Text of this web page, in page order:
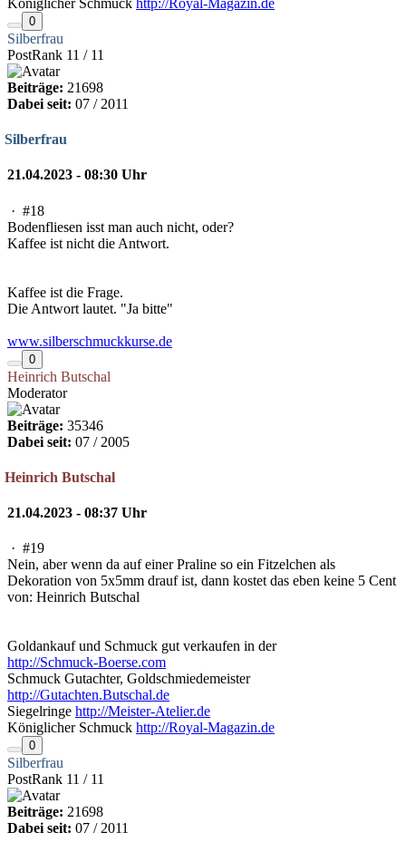
0
Silberfrau
PostRank 11 / 11
Beiträge: 21698
Dabei seit: 07 / 2011
Silberfrau
21.04.2023 - 08:30 Uhr
· #18
Bodenfliesen isst man auch nicht, oder?
Kaffee ist nicht die Antwort.
Kaffee ist die Frage.
Die Antwort lautet. "Ja bitte"
www.silberschmuckkurse.de
0
Heinrich Butschal
Moderator
Beiträge: 35346
Dabei seit: 07 / 2005
Heinrich Butschal
21.04.2023 - 08:37 Uhr
· #19
Nein, aber wenn da auf einer Praline so ein Fitzelchen als
Dekoration von 5x5mm drauf ist, dann kostet das eben keine 5 Cent
von: Heinrich Butschal
Goldankauf und Schmuck gut verkaufen in der
http://Schmuck-Boerse.com
Schmuck Gutachter, Goldschmiedemeister
http://Gutachten.Butschal.de
Siegelringe http://Meister-Atelier.de
Königlicher Schmuck http://Royal-Magazin.de
0
Silberfrau
PostRank 11 / 11
Beiträge: 21698
Dabei seit: 07 / 2011